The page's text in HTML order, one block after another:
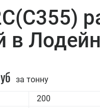
в
за тонну
200